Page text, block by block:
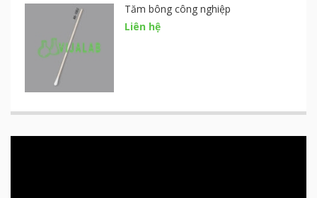
Tăm bông công nghiệp
Liên hệ
Trình